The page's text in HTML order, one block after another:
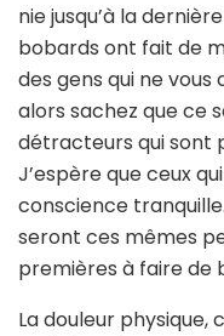
nie jusqu’à la
bobards ont fait de
des gens qui ne
alors sachez que ce
détracteurs qui sont
J’espère que ceux
conscience
seront ces mêmes
premières à faire de
La douleur physique,